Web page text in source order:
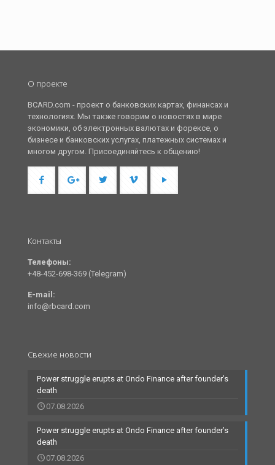
О проекте
BCARD.com - проект о банковских картах, финансах и
технологиях. Мы также говорим о новостях в мире
экономики, об электронных валютах и форексе, о
бизнесе и банковских услугах, платежных системах и
многом другом. Присоединяйтесь к общению!
Контакты
Телефоны:
+48-452-698-369 (Telegram)
E-mail:
info@rbcard.com
Свежие новости
Power struggle erupts at Ondo Finance after founder’s
death
07.08.2026
Power struggle erupts at Ondo Finance after founder’s
death
07.08.2026